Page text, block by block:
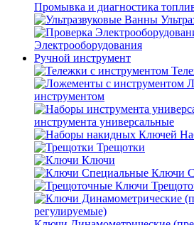
Промывка и диагностика
Электрооборудования
Ручной инструмент
инструментом
инструмента универсальные
Трещотки
Ключи
Ключи